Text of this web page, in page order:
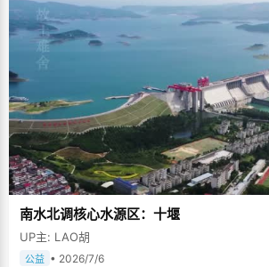
南水北调核心水源区：十堰
UP主: LAO胡
公益 • 2026/7/6